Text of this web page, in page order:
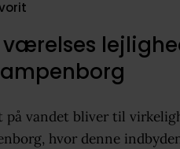
vandet bliver til
hvor denne